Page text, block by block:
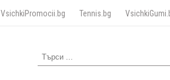
VsichkiPromocii.bg Tennis.bg